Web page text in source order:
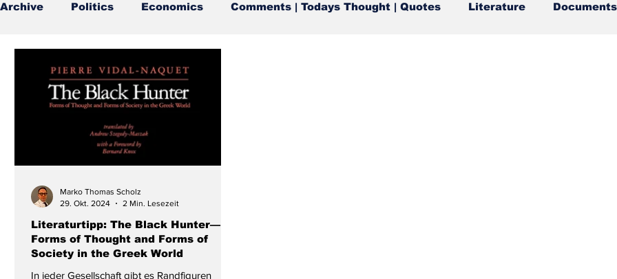
Archive Politics Economics Comments | Todays Thought | Quotes Literature Documents
Literaturtipp: The Black Hunter—
Forms of Thought and Forms of
Society in the Greek World
In jeder Gesellschaft gibt es Randfiguren
Marko Thomas Scholz
29. Okt. 2024
2 Min. Lesezeit